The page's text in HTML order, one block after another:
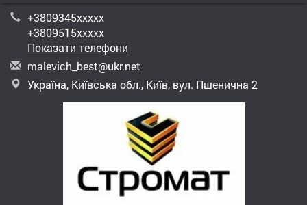
+3809345xxxxx
+3809515xxxxx
Показати телефони
malevich_best@ukr.net
Україна, Київська обл., Київ, вул. Пшенична 2